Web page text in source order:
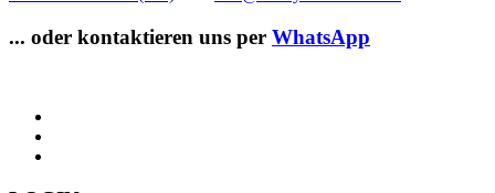
... oder kontaktieren uns per WhatsApp